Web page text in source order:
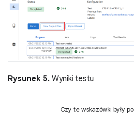
Rysunek 5. Wyniki testu
Czy te wskazówki były